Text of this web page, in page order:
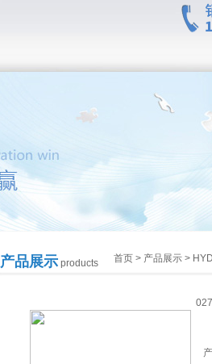
产品展示 products 首页 > 产品展示 >